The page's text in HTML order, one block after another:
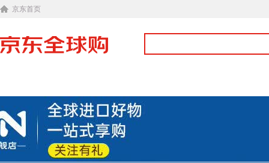
京东首页